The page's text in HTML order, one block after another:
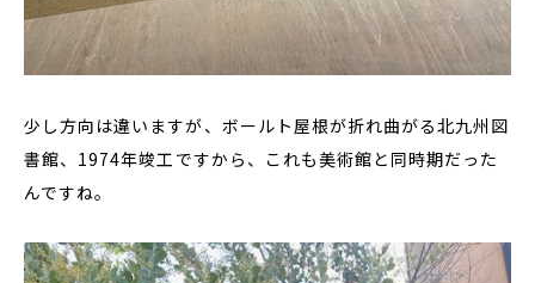
少し方向は違いますが、ボールト屋根が折れ曲がる北九州図
書館、1974年竣工ですから、これも美術館と同時期だった
んですね。